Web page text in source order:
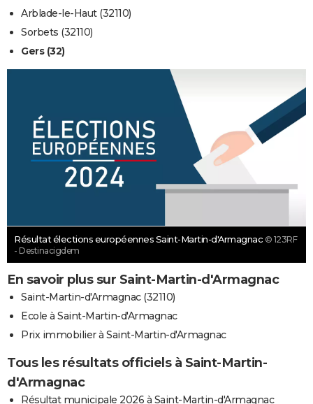
Arblade-le-Haut (32110)
Sorbets (32110)
Gers (32)
Résultat élections européennes Saint-Martin-d'Armagnac © 123RF
- Destinacigdem
En savoir plus sur Saint-Martin-d'Armagnac
Saint-Martin-d'Armagnac (32110)
Ecole à Saint-Martin-d'Armagnac
Prix immobilier à Saint-Martin-d'Armagnac
Tous les résultats officiels à Saint-Martin-
d'Armagnac
Résultat municipale 2026 à Saint-Martin-d'Armagnac